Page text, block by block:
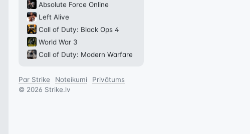
Absolute Force Online
Left Alive
Call of Duty: Black Ops 4
World War 3
Call of Duty: Modern Warfare
Par Strike Noteikumi
Privātums
© 2026 Strike.lv